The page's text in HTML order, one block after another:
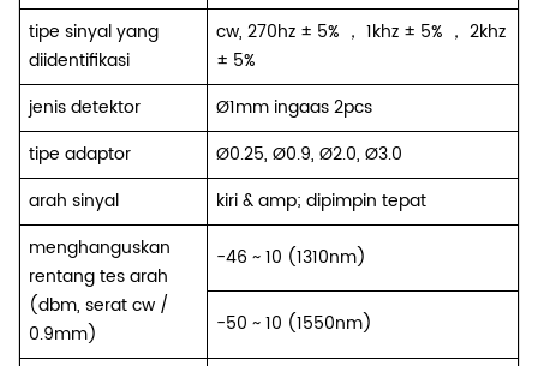
tipe sinyal yang
diidentifikasi
cw, 270hz ± 5% ， 1khz ± 5% ， 2khz
± 5%
jenis detektor
Ø1mm ingaas 2pcs
tipe adaptor
Ø0.25, Ø0.9, Ø2.0, Ø3.0
arah sinyal
kiri & amp; dipimpin tepat
menghanguskan
rentang tes arah
(dbm, serat cw /
0.9mm)
-46 ~ 10 (1310nm)
-50 ~ 10 (1550nm)